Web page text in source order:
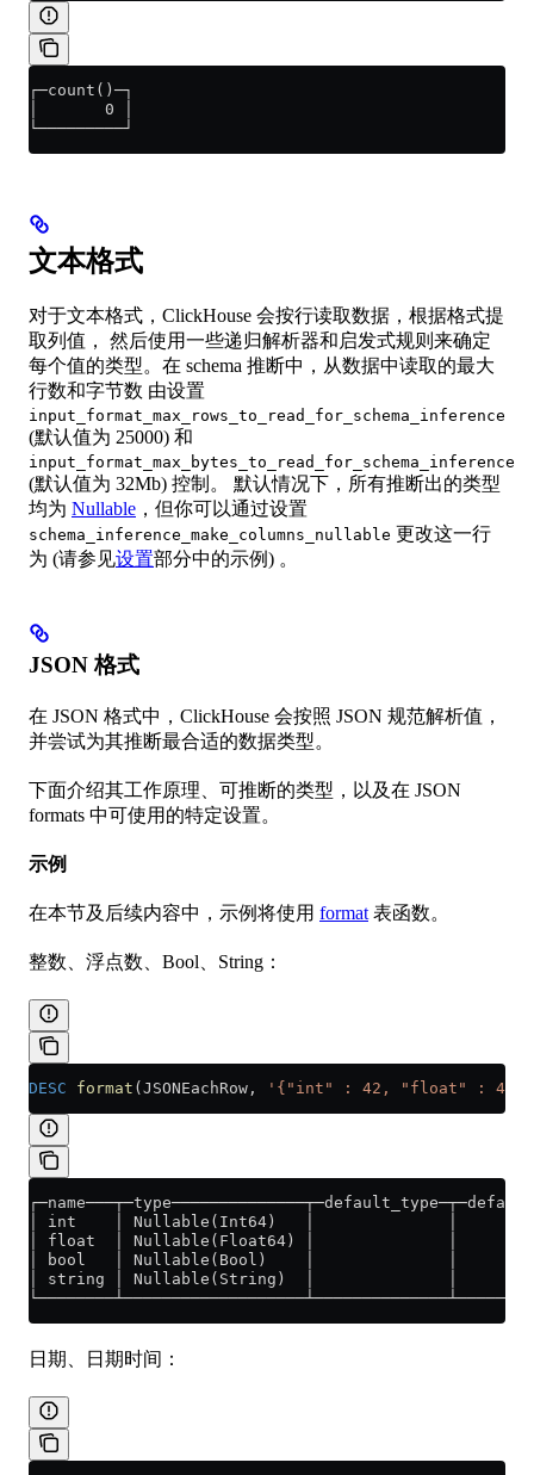
┌─count()─┐
│       0 │
└─────────┘
文本格式
对于文本格式，ClickHouse 会按行读取数据，根据格式提
取列值， 然后使用一些递归解析器和启发式规则来确定
每个值的类型。在 schema 推断中，从数据中读取的最大
行数和字节数 由设置
input_format_max_rows_to_read_for_schema_inference
(默认值为 25000) 和
input_format_max_bytes_to_read_for_schema_inference
(默认值为 32Mb) 控制。 默认情况下，所有推断出的类型
均为 Nullable ，但你可以通过设置
schema_inference_make_columns_nullable 更改这一行
为 (请参见设置部分中的示例) 。
JSON 格式
在 JSON 格式中，ClickHouse 会按照 JSON 规范解析值，
并尝试为其推断最合适的数据类型。
下面介绍其工作原理、可推断的类型，以及在 JSON
formats 中可使用的特定设置。
示例
在本节及后续内容中，示例将使用 format 表函数。
整数、浮点数、Bool、String：
DESC format (JSONEachRow, '{"int" : 42, "float" :
│ int    │ Nullable(Int64)   │              │
│ float  │ Nullable(Float64) │
│ bool   │ Nullable(Bool)    │
│ string │ Nullable(String)  │
日期、日期时间：